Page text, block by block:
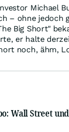
Michael
– ohne jedoch
Big Short"
er halte
noch, ähm,
Wall Street